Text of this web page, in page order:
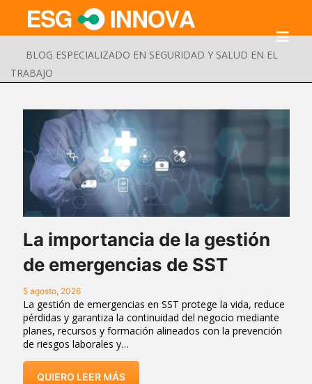
BLOG ESPECIALIZADO EN SEGURIDAD Y SALUD EN EL
TRABAJO
La importancia de la gestión
de emergencias de SST
5 agosto, 2026
La gestión de emergencias en SST protege la vida, reduce
pérdidas y garantiza la continuidad del negocio mediante
planes, recursos y formación alineados con la prevención
de riesgos laborales y…
QUIERO LEER MÁS